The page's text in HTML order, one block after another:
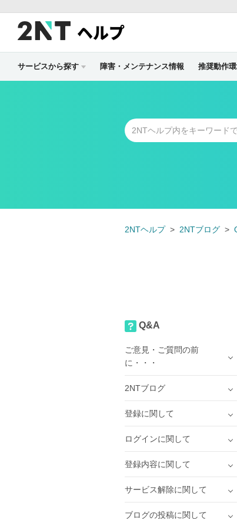
ヘルプ
サービスから探す 障害・メンテナンス情報 推奨動作
2NTヘルプ 2NTブログ
Q&A
ご意見・ご質問の前
に・・・
2NTブログ
登録に関して
ログインに関して
登録内容に関して
サービス解除に関して
ブログの投稿に関して